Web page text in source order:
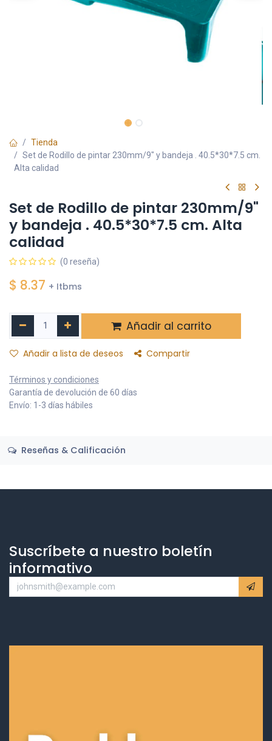
Tienda
Set de Rodillo de pintar 230mm/9" y bandeja . 40.5*30*7.5 cm.
Alta calidad
Set de Rodillo de pintar 230mm/9"
y bandeja . 40.5*30*7.5 cm. Alta
calidad
(0 reseña)
$ 8.37 + Itbms
Añadir al carrito
Añadir a lista de deseos Compartir
Términos y condiciones
Garantía de devolución de 60 días
Envío: 1-3 días hábiles
Reseñas & Calificación
Suscríbete a nuestro boletín
informativo